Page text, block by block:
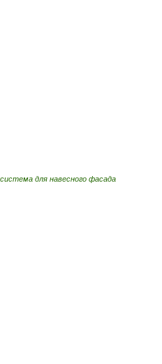
для навесного фасада